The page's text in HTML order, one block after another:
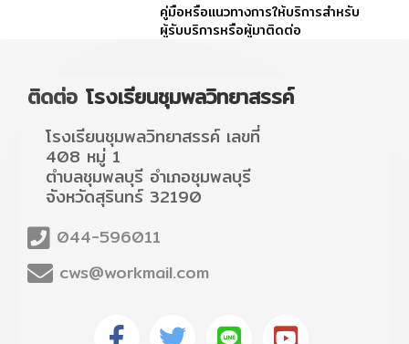
คู่มือหรือแนวทางการให้บริการสำหรับ
ผู้รับบริการหรือผู้มาติดต่อ
ติดต่อ โรงเรียนชุมพลวิทยาสรรค์
โรงเรียนชุมพลวิทยาสรรค์ เลขที่
408 หมู่ 1
ตำบลชุมพลบุรี อำเภอชุมพลบุรี
จังหวัดสุรินทร์ 32190
044-596011
cws@workmail.com